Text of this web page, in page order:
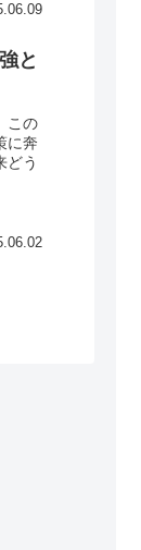
と
この
に奔
どう